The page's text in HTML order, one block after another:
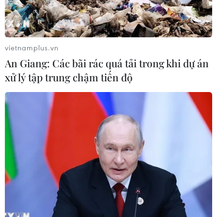
Xem thêm
CƠ QUAN CHỦ QUẢN: THÔNG TẤN XÃ VIỆT NAM
Tổng Biên tập: TRẦN TIẾN DUẨN
Phó Tổng Biên tập: NGUYỄN THỊ TÁM, KHÚC THANH
THỦY
Sở hữu trí tuệ
Quy định sử dụng
Hỗ trợ
vietnamplus.vn
An Giang: Các bãi rác quá tải trong khi dự án
xử lý tập trung chậm tiến độ